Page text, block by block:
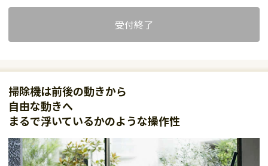
受付終了
掃除機は前後の動きから
自由な動きへ
まるで浮いているかのような操作性